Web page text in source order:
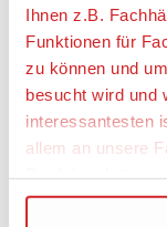
Ihnen z.B.
Funktionen für
zu können und
besucht wird und
interessantesten
allem an unsere
Ist es ein
Swoppie! Der
süßes Haar-
dessen weiße
30x29x22 cm;